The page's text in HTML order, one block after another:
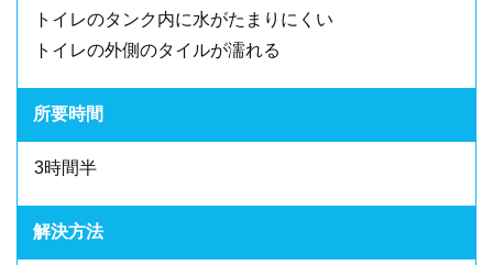
トイレのタンク内に水がたまりにくい
トイレの外側のタイルが濡れる
所要時間
3時間半
解決方法